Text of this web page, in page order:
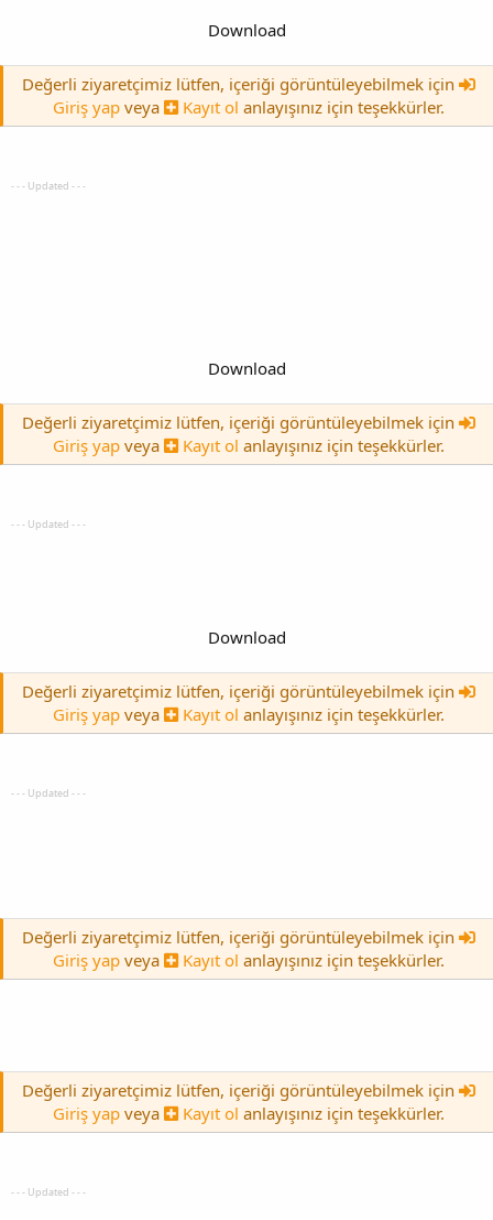
Download
Değerli ziyaretçimiz lütfen, içeriği görüntüleyebilmek için
Giriş yap veya Kayıt ol anlayışınız için teşekkürler.
- - - Updated - - -
Download
Değerli ziyaretçimiz lütfen, içeriği görüntüleyebilmek için
Giriş yap veya Kayıt ol anlayışınız için teşekkürler.
- - - Updated - - -
Download
Değerli ziyaretçimiz lütfen, içeriği görüntüleyebilmek için
Giriş yap veya Kayıt ol anlayışınız için teşekkürler.
- - - Updated - - -
Değerli ziyaretçimiz lütfen, içeriği görüntüleyebilmek için
Giriş yap veya Kayıt ol anlayışınız için teşekkürler.
Değerli ziyaretçimiz lütfen, içeriği görüntüleyebilmek için
Giriş yap veya Kayıt ol anlayışınız için teşekkürler.
- - - Updated - - -